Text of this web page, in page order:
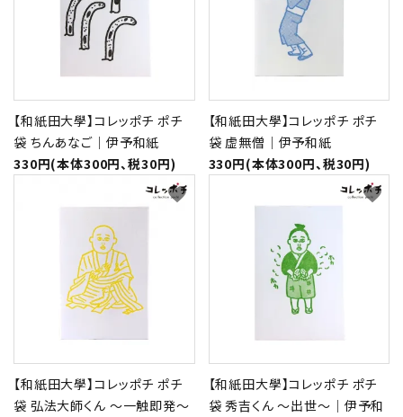
形から選ぶ
色から選ぶ
価格帯から選ぶ
SALE
コンテンツ
INFORMATION
ACCOUNT MENU
meeting_room ログイン person 新規会員登録
【和紙田大學】コレッポチ ポチ
袋 ちんあなご｜伊予和紙
330円(本体300円、税30円)
【和紙田大學】コレッポチ ポチ
袋 虚無僧｜伊予和紙
330円(本体300円、税30円)
【和紙田大學】コレッポチ ポチ
袋 弘法大師くん ～一触即発～
favorite
【和紙田大學】コレッポチ ポチ
袋 秀吉くん ～出世～｜伊予和
favorite